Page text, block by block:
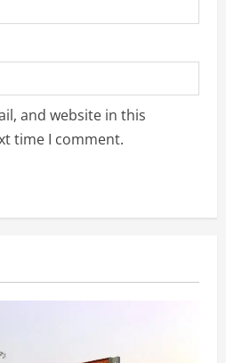
and website in this
time I comment.